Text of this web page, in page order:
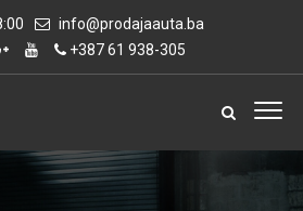
info@prodajaauta.ba
+387 61 938-305